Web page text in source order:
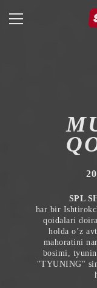
SPL
har bir
qoidalari
holda o’z
mahoratini
bosimi,
"TYUNING"